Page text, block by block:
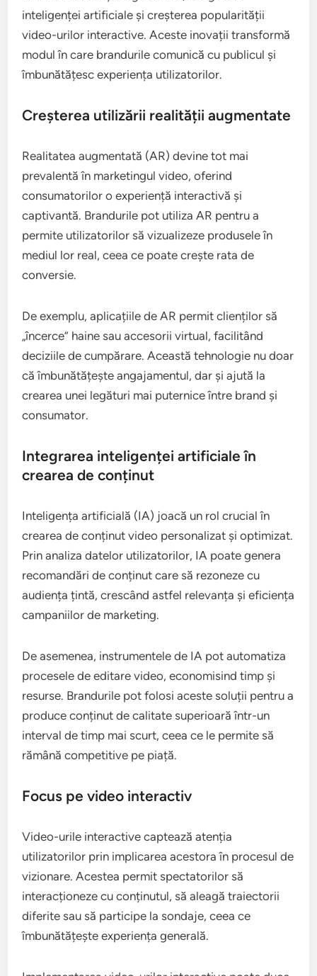
Care sunt tendințele emergente în
marketingul video?
utilizarea realității augmentate, integrarea
video-urilor interactive. Aceste inovații transformă
modul în care brandurile comunică cu publicul și
îmbunătățesc experiența utilizatorilor.
Creșterea utilizării realității augmentate
consumatorilor o experiență interactivă și
captivantă. Brandurile pot utiliza AR pentru a
permite utilizatorilor să vizualizeze produsele în
mediul lor real, ceea ce poate crește rata de
conversie.
„încerce” haine sau accesorii virtual, facilitând
deciziile de cumpărare. Această tehnologie nu doar
crearea unei legături mai puternice între brand și
consumator.
Integrarea inteligenței artificiale în
crearea de conținut
crearea de conținut video personalizat și optimizat.
Prin analiza datelor utilizatorilor, IA poate genera
recomandări de conținut care să rezoneze cu
audiența țintă, crescând astfel relevanța și eficiența
campaniilor de marketing.
procesele de editare video, economisind timp și
produce conținut de calitate superioară într-un
interval de timp mai scurt, ceea ce le permite să
rămână competitive pe piață.
Focus pe video interactiv